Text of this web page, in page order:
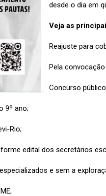
desde o dia em
Veja as
Reajuste para
Pela
Concurso
9º ano;
Rio;
edital dos secretários
e sem a